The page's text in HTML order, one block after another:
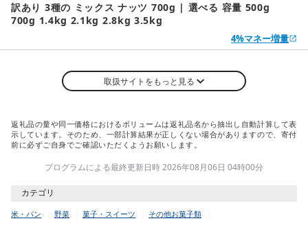
訳あり 3種の ミックス ナッツ 700g | 選べる 容量 500g
700g 1.4kg 2.1kg 2.8kg 3.5kg
4%マネー増量
取扱サイトをもっと見る
返礼品の量や同一価格におけるボリュームは返礼品名から抽出し自動計算して表
示しています。そのため、一部計算結果が正しくない場合がありますので、寄付
前に必ずご自身でご確認いただくようお願いします。
プログラムによる最終更新日時 2026年08月06日 04時00分
カテゴリ
米・パン 野菜 菓子・スイーツ その他お菓子類